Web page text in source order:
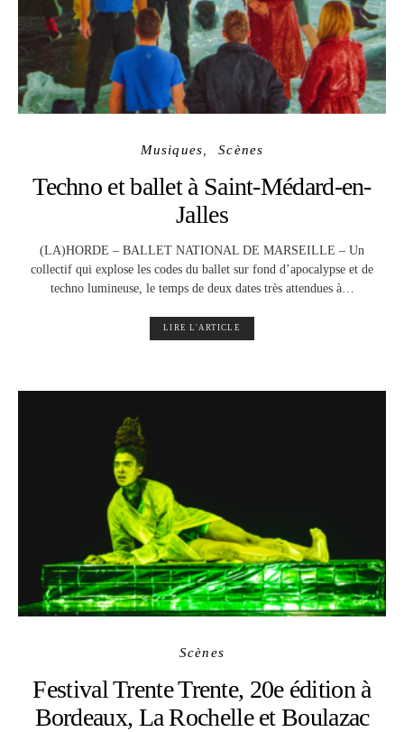
Musiques Scènes
Techno et ballet à Saint-Médard-en-
Jalles
(LA)HORDE – BALLET NATIONAL DE MARSEILLE – Un
collectif qui explose les codes du ballet sur fond d’apocalypse et de
techno lumineuse, le temps de deux dates très attendues à…
LIRE L'ARTICLE
Scènes
Festival Trente Trente, 20e édition à
Bordeaux, La Rochelle et Boulazac